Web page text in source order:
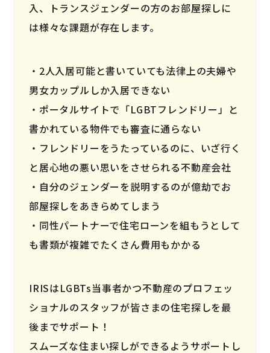
入、トランスジェンダーの方のお部屋探しに
は様々な課題が存在します。
2人入居可能と書いていても法律上の夫婦や
男女カップルしか入居できない
ポータルサイトで「LGBTフレンドリー」と
書かれている物件でも審査に通らない
フレンドリーをうたっているのに、いざ行く
と居心地の悪い思いをさせられる不動産会社
自分のジェンダーを説明するのが億劫でお
部屋探しをあきらめてしまう
同性パートナーで住宅ローンを組もうとして
も書類が複雑でたくさん費用もかかる
IRISはLGBTs当事者かつ不動産のプロフェッ
ショナルのスタッフが皆さまの住宅探しを最
後までサポート！
スムーズな住まい探しができるようサポートし